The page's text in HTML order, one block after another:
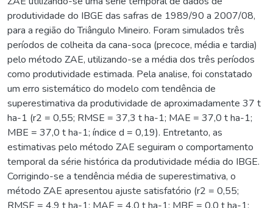
produtividade do IBGE das safras de 1989/90 a 2007/08,
para a região do Triângulo Mineiro. Foram simulados três
períodos de colheita da cana-soca (precoce, média e tardia)
pelo método ZAE, utilizando-se a média dos três períodos
como produtividade estimada. Pela analise, foi constatado
um erro sistemático do modelo com tendência de
superestimativa da produtividade de aproximadamente 37 t
ha-1 (r2 = 0,55; RMSE = 37,3 t ha-1; MAE = 37,0 t ha-1;
MBE = 37,0 t ha-1; índice d = 0,19). Entretanto, as
estimativas pelo método ZAE seguiram o comportamento
temporal da série histórica da produtividade média do IBGE.
Corrigindo-se a tendência média de superestimativa, o
método ZAE apresentou ajuste satisfatório (r2 = 0,55;